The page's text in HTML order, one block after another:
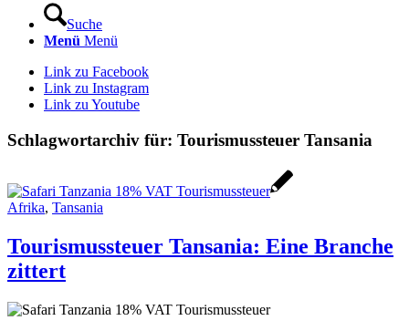
Suche
Menü Menü
Link zu Facebook
Link zu Instagram
Link zu Youtube
Schlagwortarchiv für: Tourismussteuer Tansania
Afrika, Tansania
Tourismussteuer Tansania: Eine Branche
zittert